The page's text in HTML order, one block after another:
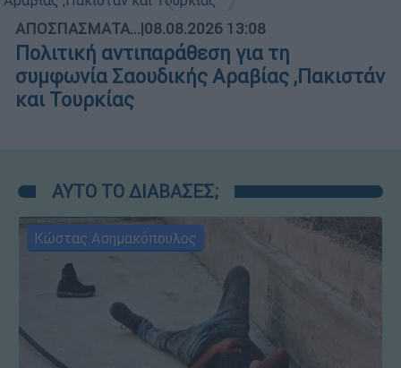
ΑΠΟΣΠΑΣΜΑΤΑ...|08.08.2026 13:08
Πολιτική αντιπαράθεση για τη
συμφωνία Σαουδικής Αραβίας ,Πακιστάν
και Τουρκίας
ΑΥΤΟ ΤΟ ΔΙΑΒΑΣΕΣ;
Κώστας Ασημακόπουλος